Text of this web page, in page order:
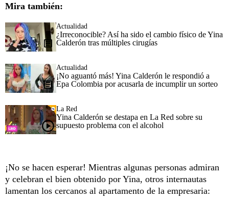
Mira también:
Actualidad
¿Irreconocible? Así ha sido el cambio físico de Yina
Calderón tras múltiples cirugías
Actualidad
¡No aguantó más! Yina Calderón le respondió a
Epa Colombia por acusarla de incumplir un sorteo
La Red
Yina Calderón se destapa en La Red sobre su
supuesto problema con el alcohol
¡No se hacen esperar! Mientras algunas personas admiran
y celebran el bien obtenido por Yina, otros internautas
lamentan los cercanos al apartamento de la empresaria: